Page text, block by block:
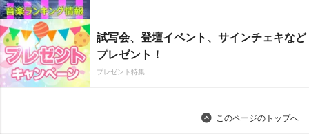
試写会、登壇イベント、サインチェキなど
プレゼント！
プレゼント特集
このページのトップへ